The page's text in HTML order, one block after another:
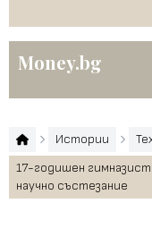
Money.bg
Истории
17-годишен
научно състезание